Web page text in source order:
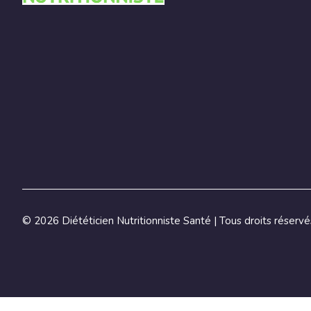
© 2026 Diététicien Nutritionniste Santé | Tous droits